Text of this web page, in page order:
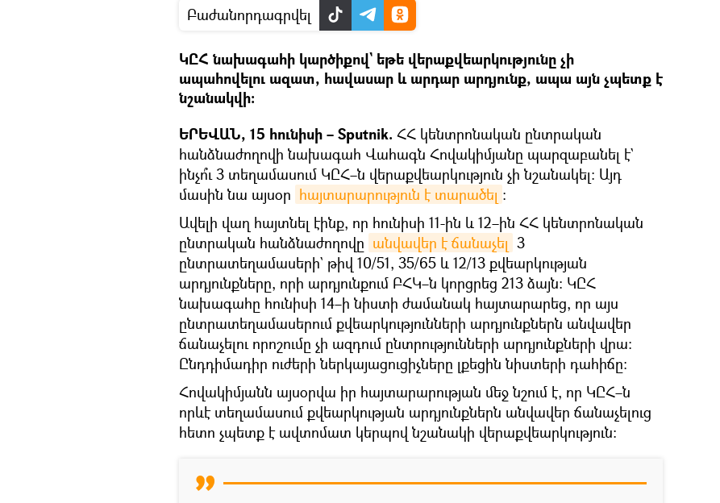
Բաժանորդագրվել
ԿԸՀ նախագահի կարծիքով` եթե վերաքվեարկությունը չի
ապահովելու ազատ, հավասար և արդար արդյունք, ապա այն չպետք է
նշանակվի։
ԵՐԵՎԱՆ, 15 հունիսի – Sputnik. ՀՀ կենտրոնական ընտրական
հանձնաժողովի նախագահ Վահագն Հովակիմյանը պարզաբանել է`
ինչո՞ւ 3 տեղամասում ԿԸՀ–ն վերաքվեարկություն չի նշանակել։ Այդ
մասին նա այսօր հայտարարություն է տարածել ։
Ավելի վաղ հայտնել էինք, որ հունիսի 11-ին և 12–ին ՀՀ կենտրոնական
ընտրական հանձնաժողովը անվավեր է ճանաչել 3
ընտրատեղամասերի` թիվ 10/51, 35/65 և 12/13 քվեարկության
արդյունքները, որի արդյունքում ԲՀԿ–ն կորցրեց 213 ձայն։ ԿԸՀ
նախագահը հունիսի 14–ի նիստի ժամանակ հայտարարեց, որ այս
ընտրատեղամասերում քվեարկությունների արդյունքներն անվավեր
ճանաչելու որոշումը չի ազդում ընտրությունների արդյունքների վրա։
Ընդդիմադիր ուժերի ներկայացուցիչները լքեցին նիստերի դահիճը։
Հովակիմյանն այսօրվա իր հայտարարության մեջ նշում է, որ ԿԸՀ–ն
որևէ տեղամասում քվեարկության արդյունքներն անվավեր ճանաչելուց
հետո չպետք է ավտոմատ կերպով նշանակի վերաքվեարկություն։